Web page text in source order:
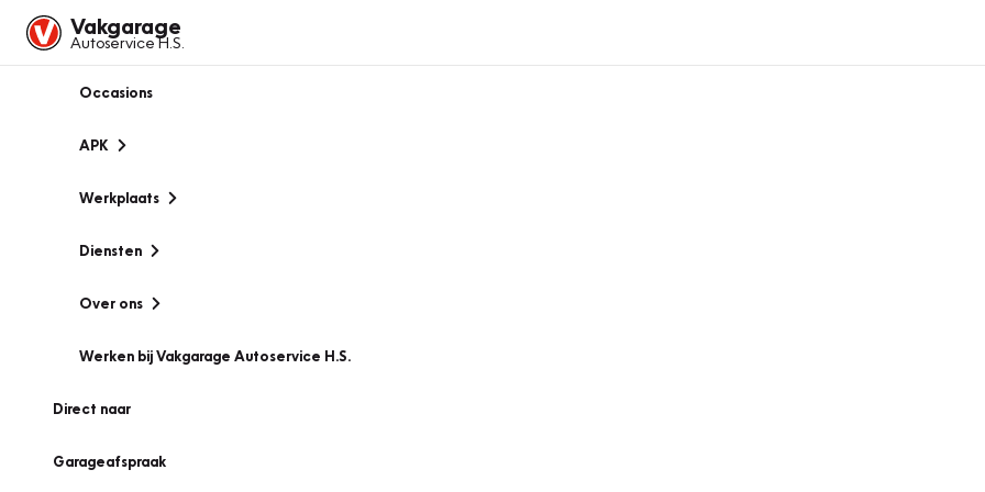
Vakgarage
Autoservice H.S.
Occasions
APK
Werkplaats
Diensten
Over ons
Werken bij Vakgarage Autoservice H.S.
Direct naar
Garageafspraak